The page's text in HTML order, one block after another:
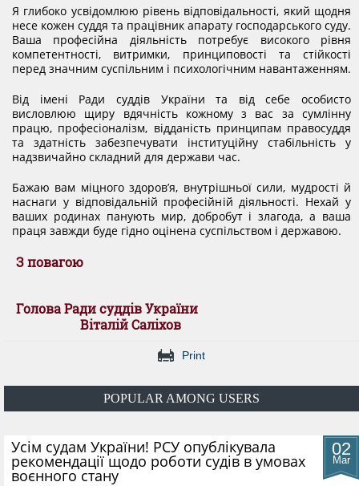
Я глибоко усвідомлюю рівень відповідальності, який щодня
несе кожен суддя та працівник апарату господарського суду.
Ваша професійна діяльність потребує високого рівня
компетентності, витримки, принциповості та стійкості
перед значним суспільним і психологічним навантаженням.
Від імені Ради суддів України та від себе особисто
висловлюю щиру вдячність кожному з вас за сумлінну
працю, професіоналізм, відданість принципам правосуддя
та здатність забезпечувати інституційну стабільність у
надзвичайно складний для держави час.
Бажаю вам міцного здоров’я, внутрішньої сили, мудрості й
наснаги у відповідальній професійній діяльності. Нехай у
ваших родинах панують мир, добробут і злагода, а ваша
праця завжди буде гідно оцінена суспільством і державою.
З повагою
Голова Ради суддів України
Віталій Саліхов
Print
POPULAR AMONG USERS
02
Mar
​Усім судам України! РСУ опублікувала
рекомендації щодо роботи судів в умовах
воєнного стану